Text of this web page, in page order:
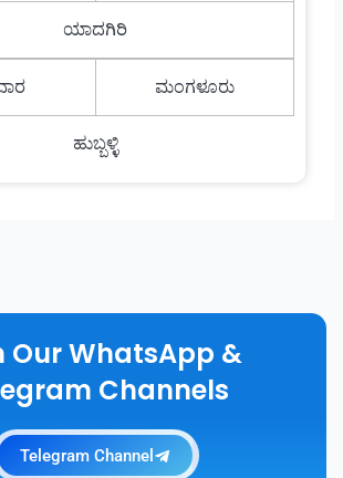
ಯಾದಗಿರಿ
ಮಂಗಳೂರು
ಹುಬ್ಬಳ್ಳಿ
Our WhatsApp &
Channels
Telegram Channel